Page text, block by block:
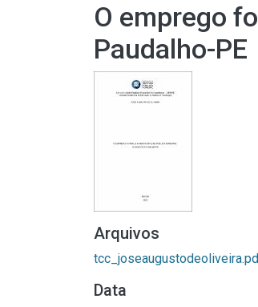
O emprego
Paudalho-PE
Arquivos
Data